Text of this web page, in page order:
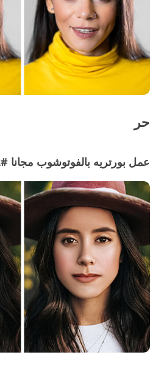
حر
عمل بورتريه بالفوتوشوب مجانا #12 "Dodge&Burn"